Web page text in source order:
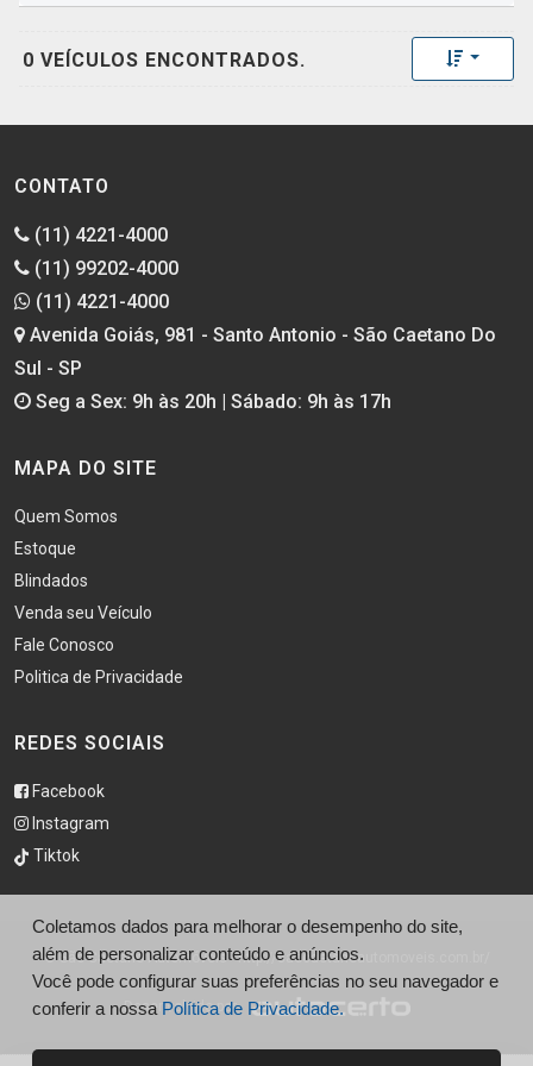
0 VEÍCULOS ENCONTRADOS. Toggle
CONTATO
(11) 4221-4000
(11) 99202-4000
(11) 4221-4000
Avenida Goiás, 981 - Santo Antonio - São Caetano Do
Sul - SP
Seg a Sex: 9h às 20h | Sábado: 9h às 17h
MAPA DO SITE
Quem Somos
Estoque
Blindados
Venda seu Veículo
Fale Conosco
Politica de Privacidade
REDES SOCIAIS
Facebook
Instagram
Tiktok
© São Caetano Automóveis - http://saocaetanoautomoveis.com.br/
Desenvolvido por
Coletamos dados para melhorar o desempenho do site,
além de personalizar conteúdo e anúncios.
Você pode configurar suas preferências no seu navegador e
conferir a nossa Política de Privacidade.